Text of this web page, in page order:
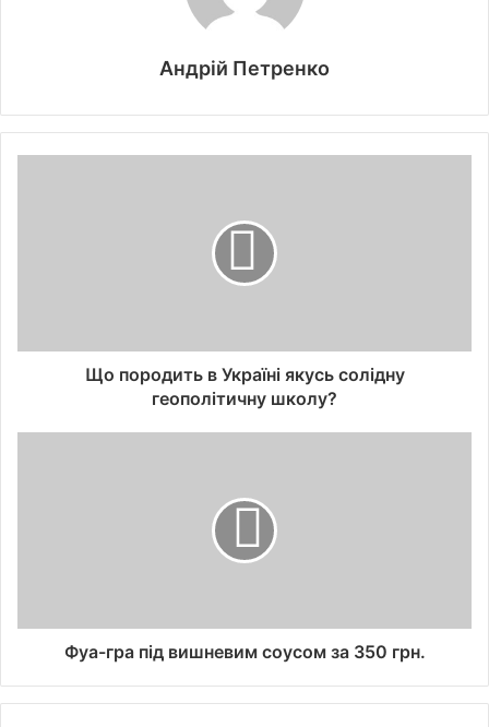
Андрій Петренко
Що породить в Україні якусь солідну
геополітичну школу?
Фуа-гра під вишневим соусом за 350 грн.